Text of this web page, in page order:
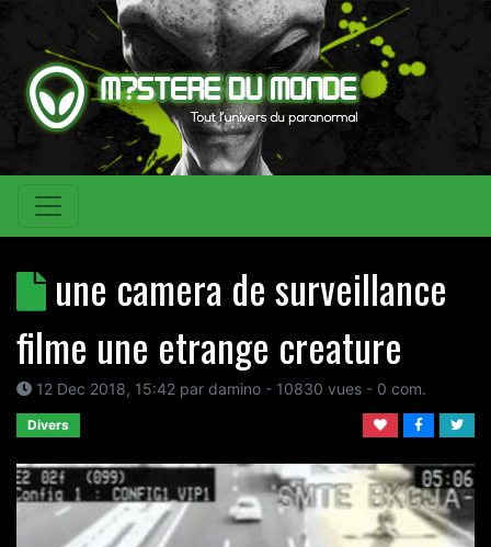
une camera de surveillance
filme une etrange creature
12 Dec 2018, 15:42 par damino - 10830 vues - 0 com.
Divers